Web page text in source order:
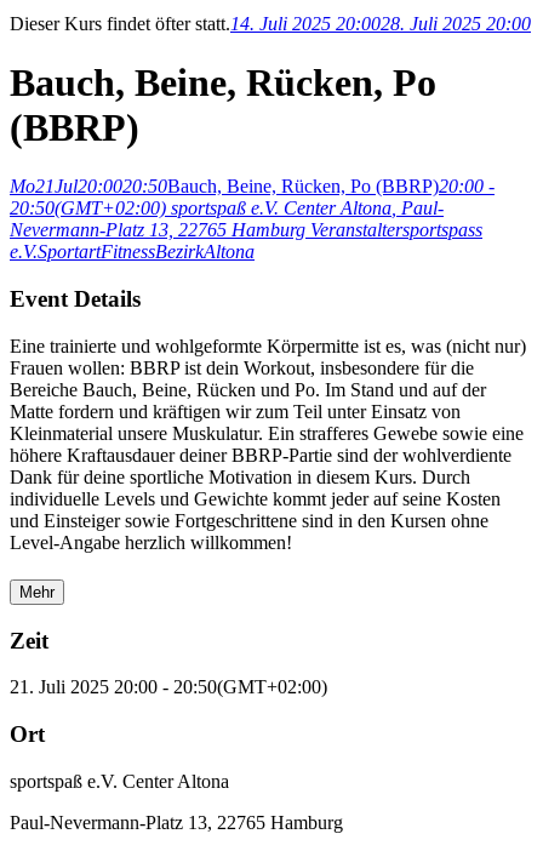
Dieser Kurs findet öfter statt.14. Juli 2025 20:0028. Juli 2025 20:00
Bauch, Beine, Rücken, Po
(BBRP)
Mo21Jul20:0020:50Bauch, Beine, Rücken, Po (BBRP)20:00 -
20:50(GMT+02:00) sportspaß e.V. Center Altona, Paul-
Nevermann-Platz 13, 22765 Hamburg Veranstaltersportspass
e.V.SportartFitnessBezirkAltona
Event Details
Eine trainierte und wohlgeformte Körpermitte ist es, was (nicht nur)
Frauen wollen: BBRP ist dein Workout, insbesondere für die
Bereiche Bauch, Beine, Rücken und Po. Im Stand und auf der
Matte fordern und kräftigen wir zum Teil unter Einsatz von
Kleinmaterial unsere Muskulatur. Ein strafferes Gewebe sowie eine
höhere Kraftausdauer deiner BBRP-Partie sind der wohlverdiente
Dank für deine sportliche Motivation in diesem Kurs. Durch
individuelle Levels und Gewichte kommt jeder auf seine Kosten
und Einsteiger sowie Fortgeschrittene sind in den Kursen ohne
Level-Angabe herzlich willkommen!
Mehr
Zeit
21. Juli 2025 20:00 - 20:50(GMT+02:00)
Ort
sportspaß e.V. Center Altona
Paul-Nevermann-Platz 13, 22765 Hamburg